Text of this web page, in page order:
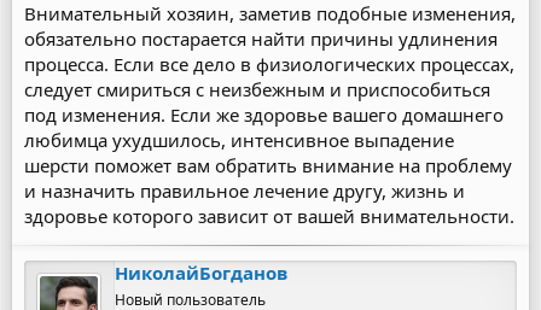
Внимательный хозяин, заметив подобные изменения,
обязательно постарается найти причины удлинения
процесса. Если все дело в физиологических процессах,
следует смириться с неизбежным и приспособиться
под изменения. Если же здоровье вашего домашнего
любимца ухудшилось, интенсивное выпадение
шерсти поможет вам обратить внимание на проблему
и назначить правильное лечение другу, жизнь и
здоровье которого зависит от вашей внимательности.
НиколайБогданов
Новый пользователь